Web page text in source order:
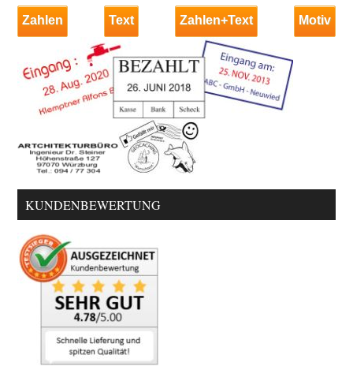
Zahlen Text Zahlen+Text Motiv
KUNDENBEWERTUNG